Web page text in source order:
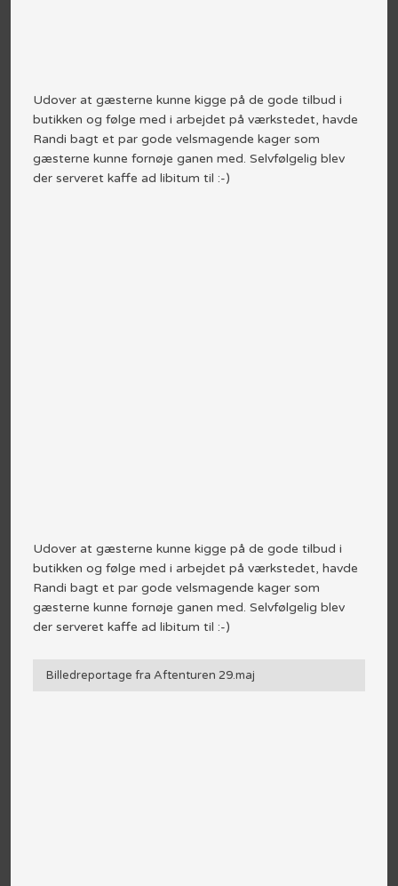
Udover at gæsterne kunne kigge på de gode tilbud i
butikken og følge med i arbejdet på værkstedet, havde
Randi bagt et par gode velsmagende kager som
gæsterne kunne fornøje ganen med. Selvfølgelig blev
der serveret kaffe ad libitum til :-)
Udover at gæsterne kunne kigge på de gode tilbud i
butikken og følge med i arbejdet på værkstedet, havde
Randi bagt et par gode velsmagende kager som
gæsterne kunne fornøje ganen med. Selvfølgelig blev
der serveret kaffe ad libitum til :-)
Billedreportage fra Aftenturen 29.maj